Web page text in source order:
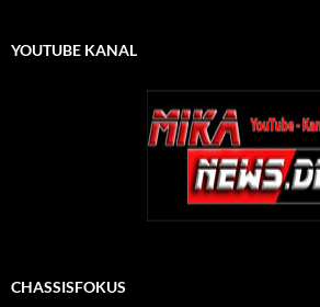
YOUTUBE KANAL
CHASSISFOKUS